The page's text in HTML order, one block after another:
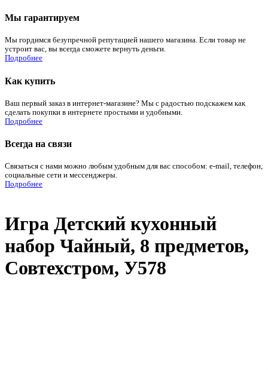
Мы гарантируем
Мы гордимся безупречной репутацией нашего магазина. Если товар не
устроит вас, вы всегда сможете вернуть деньги.
Подробнее
Как купить
Ваш первый заказ в интернет-магазине? Мы с радостью подскажем как
сделать покупки в интернете простыми и удобными.
Подробнее
Всегда на связи
Связаться с нами можно любым удобным для вас способом: e-mail, телефон,
социальные сети и мессенджеры.
Подробнее
Игра Детский кухонный
набор Чайный, 8 предметов,
Совтехстром, У578